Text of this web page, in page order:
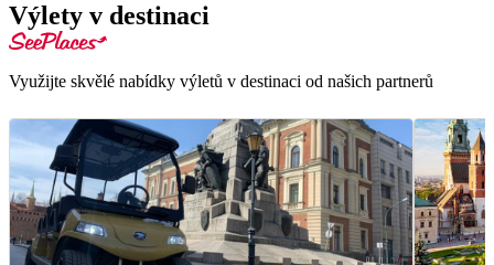
Výlety v destinaci
Využijte skvělé nabídky výletů v destinaci od našich partnerů